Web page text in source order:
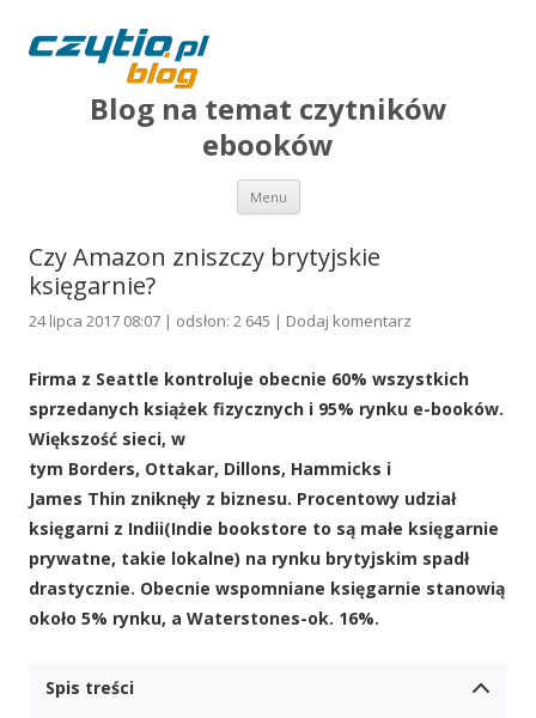
Blog na temat czytników
ebooków
Menu Przejdź do treści
Czy Amazon zniszczy brytyjskie
księgarnie?
24 lipca 2017 08:07 | odsłon: 2 645 | Dodaj komentarz
Firma z Seattle kontroluje obecnie 60% wszystkich
sprzedanych książek fizycznych i 95% rynku e-booków.
Większość sieci, w
tym Borders, Ottakar, Dillons, Hammicks i
James Thin zniknęły z biznesu. Procentowy udział
księgarni z Indii(Indie bookstore to są małe księgarnie
prywatne, takie lokalne) na rynku brytyjskim spadł
drastycznie. Obecnie wspomniane księgarnie stanowią
około 5% rynku, a Waterstones-ok. 16%.
Spis treści